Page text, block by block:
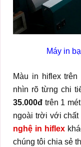
Máy in
Màu in hiflex
nhìn rõ từng chi
35.000đ trên 1
ngoài trời với
nghệ in hiflex
chúng tôi chia sẻ